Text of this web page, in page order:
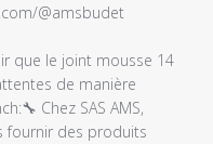
@amsbudet
que le joint mousse 14
de manière
Chez SAS AMS,
fournir des produits